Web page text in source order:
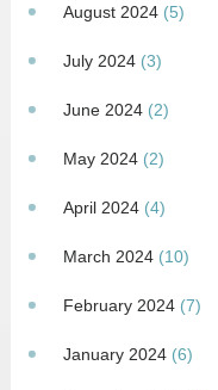
August 2024 (5)
July 2024 (3)
June 2024 (2)
May 2024 (2)
April 2024 (4)
March 2024 (10)
February 2024 (7)
January 2024 (6)